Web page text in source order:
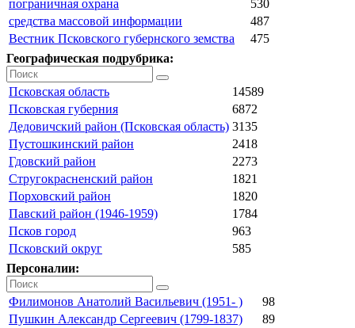
пограничная охрана
530
средства массовой информации
487
Вестник Псковского губернского земства
475
Географическая подрубрика:
Псковская область
14589
Псковская губерния
6872
Дедовичский район (Псковская область) 3135
Пустошкинский район
2418
Гдовский район
2273
Стругокрасненский район
1821
Порховский район
1820
Павский район (1946-1959)
1784
Псков город
963
Псковский округ
585
Персоналии:
Филимонов Анатолий Васильевич (1951- )
98
Пушкин Александр Сергеевич (1799-1837)
89